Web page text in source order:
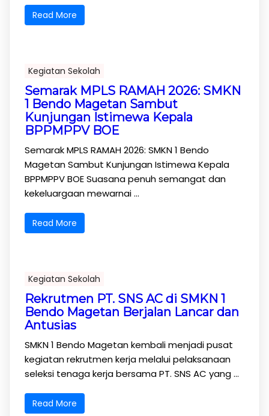
Read More
Kegiatan Sekolah
Semarak MPLS RAMAH 2026: SMKN
1 Bendo Magetan Sambut
Kunjungan Istimewa Kepala
BPPMPPV BOE
Semarak MPLS RAMAH 2026: SMKN 1 Bendo
Magetan Sambut Kunjungan Istimewa Kepala
BPPMPPV BOE Suasana penuh semangat dan
kekeluargaan mewarnai ...
Read More
Kegiatan Sekolah
Rekrutmen PT. SNS AC di SMKN 1
Bendo Magetan Berjalan Lancar dan
Antusias
SMKN 1 Bendo Magetan kembali menjadi pusat
kegiatan rekrutmen kerja melalui pelaksanaan
seleksi tenaga kerja bersama PT. SNS AC yang ...
Read More